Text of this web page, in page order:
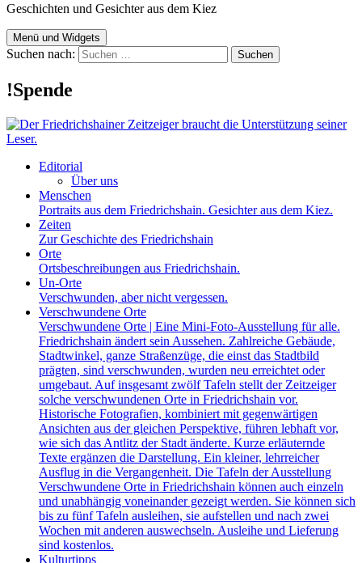
Geschichten und Gesichter aus dem Kiez
Menü und Widgets
Suchen nach:
!Spende
Editorial
Über uns
Menschen
Portraits aus dem Friedrichshain. Gesichter aus dem Kiez.
Zeiten
Zur Geschichte des Friedrichshain
Orte
Ortsbeschreibungen aus Friedrichshain.
Un-Orte
Verschwunden, aber nicht vergessen.
Verschwundene Orte
Verschwundene Orte | Eine Mini-Foto-Ausstellung für alle.
Friedrichshain ändert sein Aussehen. Zahlreiche Gebäude,
Stadtwinkel, ganze Straßenzüge, die einst das Stadtbild
prägten, sind verschwunden, wurden neu erreichtet oder
umgebaut. Auf insgesamt zwölf Tafeln stellt der Zeitzeiger
solche verschwundenen Orte in Friedrichshain vor.
Historische Fotografien, kombiniert mit gegenwärtigen
Ansichten aus der gleichen Perspektive, führen lebhaft vor,
wie sich das Antlitz der Stadt änderte. Kurze erläuternde
Texte ergänzen die Darstellung. Ein kleiner, lehrreicher
Ausflug in die Vergangenheit. Die Tafeln der Ausstellung
Verschwundene Orte in Friedrichshain können auch einzeln
und unabhängig voneinander gezeigt werden. Sie können sich
bis zu fünf Tafeln ausleihen, sie aufstellen und nach zwei
Wochen mit anderen auswechseln. Ausleihe und Lieferung
sind kostenlos.
Kulturtipps